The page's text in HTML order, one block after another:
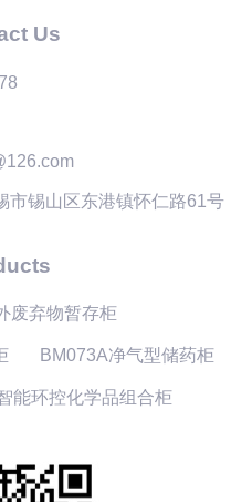
Us
市锡山区东港镇怀仁路61号
废弃物暂存柜
BM073A净气型储药柜
能环控化学品组合柜